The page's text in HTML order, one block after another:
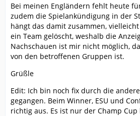
Bei meinen Engländern fehlt heute
zudem die Spielankündigung in der
hängt das damit zusammen,
ein Team gelöscht, weshalb die
Nachschauen ist mir nicht möglich,
von den betroffenen Gruppen ist.
Grüßle
Edit: Ich bin noch fix durch die
gegangen. Beim Winner, ESU und
richtig aus. Es ist nur der Champ